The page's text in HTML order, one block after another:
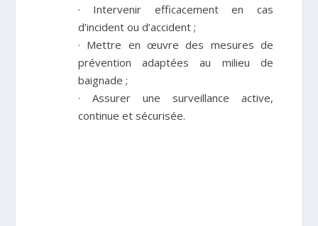
· Intervenir efficacement en cas
d’incident ou d’accident ;
· Mettre en œuvre des mesures de
prévention adaptées au milieu de
baignade ;
· Assurer une surveillance active,
continue et sécurisée.